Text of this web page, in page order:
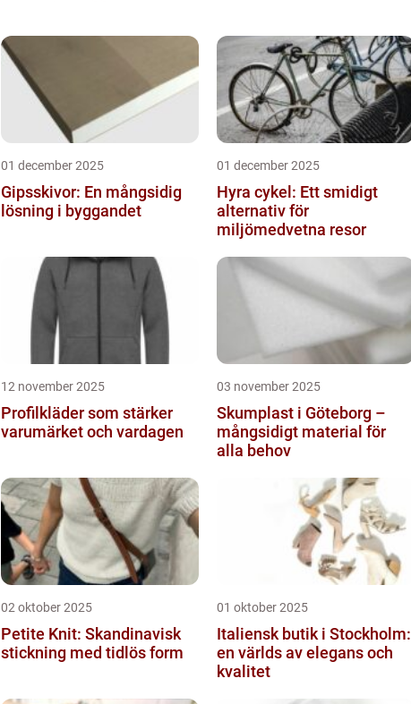
01 december 2025
Gipsskivor: En mångsidig
lösning i byggandet
01 december 2025
Hyra cykel: Ett smidigt
alternativ för
miljömedvetna resor
12 november 2025
Profilkläder som stärker
varumärket och vardagen
03 november 2025
Skumplast i Göteborg –
mångsidigt material för
alla behov
02 oktober 2025
Petite Knit: Skandinavisk
stickning med tidlös form
01 oktober 2025
Italiensk butik i Stockholm:
en världs av elegans och
kvalitet